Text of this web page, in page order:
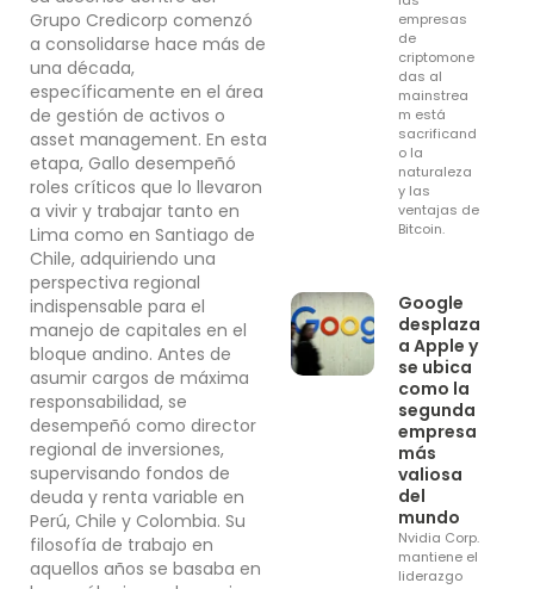
Grupo Credicorp comenzó
a consolidarse hace más de
una década,
específicamente en el área
de gestión de activos o
asset management. En esta
etapa, Gallo desempeñó
roles críticos que lo llevaron
a vivir y trabajar tanto en
Lima como en Santiago de
Chile, adquiriendo una
perspectiva regional
indispensable para el
manejo de capitales en el
bloque andino. Antes de
asumir cargos de máxima
responsabilidad, se
desempeñó como director
regional de inversiones,
supervisando fondos de
deuda y renta variable en
Perú, Chile y Colombia. Su
filosofía de trabajo en
aquellos años se basaba en
empresas
de
criptomone
das al
mainstrea
m está
sacrificand
o la
naturaleza
y las
ventajas de
Bitcoin.
Google
desplaza
a Apple y
se ubica
como la
segunda
empresa
más
valiosa
del
mundo
Nvidia Corp.
mantiene el
liderazgo